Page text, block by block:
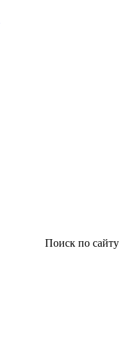
Поиск по сайту